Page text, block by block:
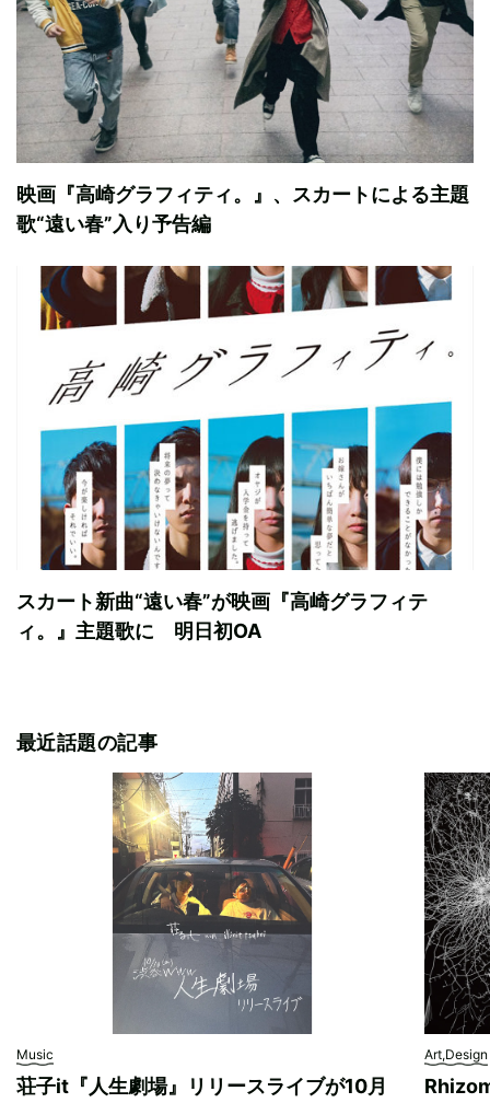
映画『高崎グラフィティ。』、スカートによる主題
歌“遠い春”入り予告編
スカート新曲“遠い春”が映画『高崎グラフィテ
ィ。』主題歌に 明日初OA
最近話題の記事
Music
荘子it『人生劇場』リリースライブが10月
Art,Design